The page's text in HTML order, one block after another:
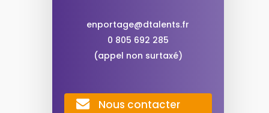
enportage@dtalents.fr
0 805 692 285
(appel non surtaxé)
Nous contacter